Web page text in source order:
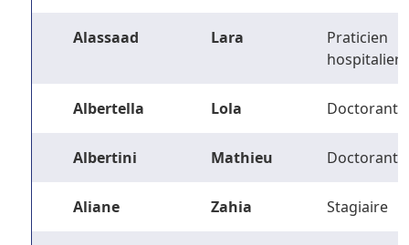
Alassaad Lara
Praticien
hospitalier
Albertella Lola Doctorant
Albertini Mathieu Doctorant
Aliane Zahia Stagiaire